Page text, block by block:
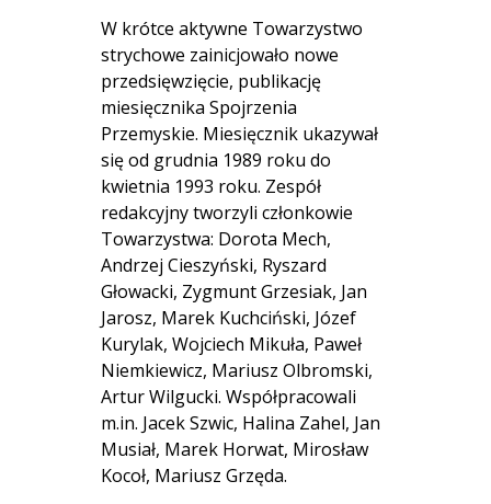
W krótce aktywne Towarzystwo
strychowe zainicjowało nowe
przedsięwzięcie, publikację
miesięcznika Spojrzenia
Przemyskie. Miesięcznik ukazywał
się od grudnia 1989 roku do
kwietnia 1993 roku. Zespół
redakcyjny tworzyli członkowie
Towarzystwa: Dorota Mech,
Andrzej Cieszyński, Ryszard
Głowacki, Zygmunt Grzesiak, Jan
Jarosz, Marek Kuchciński, Józef
Kurylak, Wojciech Mikuła, Paweł
Niemkiewicz, Mariusz Olbromski,
Artur Wilgucki. Współpracowali
m.in. Jacek Szwic, Halina Zahel, Jan
Musiał, Marek Horwat, Mirosław
Kocoł, Mariusz Grzęda.